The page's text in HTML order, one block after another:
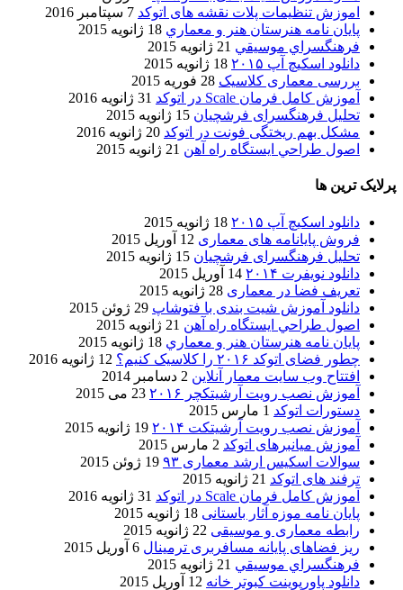
اموزش تنظیمات پلات نقشه های اتوکد 7 سپتامبر 2016
پایان نامه هنرستان هنر و معماري 18 ژانویه 2015
فرهنگسراي موسيقي 21 ژانویه 2015
دانلود اسکیچ آپ ۲۰۱۵
18 ژانویه 2015
بررسی معماری کلاسیک 28 فوریه 2015
آموزش کامل فرمان Scale در اتوکد
31 ژانویه 2016
تحلیل فرهنگسرای فرشچیان 15 ژانویه 2015
مشکل بهم ریختگی فونت در اتوکد 20 ژانویه 2016
اصول طراحي ایستگاه راه آهن 21 ژانویه 2015
پرلایک ترین ها
دانلود اسکیچ آپ ۲۰۱۵
18 ژانویه 2015
فروش پایانامه های معماری 12 آوریل 2015
تحلیل فرهنگسرای فرشچیان 15 ژانویه 2015
دانلود نویفرت ۲۰۱۴
14 آوریل 2015
تعریف فضا در معماری 28 ژانویه 2015
دانلود آموزش شیت بندی با فتوشاپ 29 ژوئن 2015
اصول طراحي ایستگاه راه آهن 21 ژانویه 2015
پایان نامه هنرستان هنر و معماري 18 ژانویه 2015
چطور فضای اتوکد ۲۰۱۶ را کلاسیک کنیم؟
12 ژانویه 2016
افتتاح وب سایت معمار آنلاین 2 دسامبر 2014
آموزش نصب رویت آرشیتکچر ۲۰۱۶
23 می 2015
دستورات اتوکد 1 مارس 2015
آموزش نصب رویت آرشیتکت ۲۰۱۴
19 ژانویه 2015
آموزش میانبرهای اتوکد 2 مارس 2015
سوالات اسکیس ارشد معماری ۹۳
19 ژوئن 2015
ترفند های اتوکد 21 ژانویه 2015
آموزش کامل فرمان Scale در اتوکد
31 ژانویه 2016
پایان نامه موزه آثار باستانی 18 ژانویه 2015
رابطه معماری و موسیقی 22 ژانویه 2015
ریز فضاهای پایانه مسافربری ترمینال 6 آوریل 2015
فرهنگسراي موسيقي 21 ژانویه 2015
دانلود پاورپوینت کبوتر خانه 12 آوریل 2015